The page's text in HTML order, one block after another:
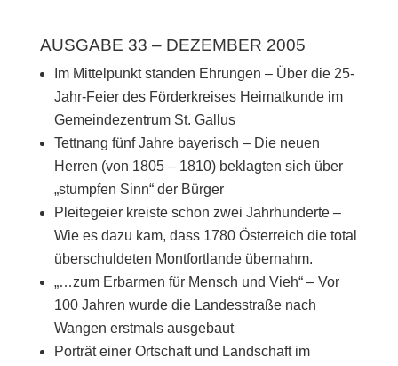
AUSGABE 33 – DEZEMBER 2005
Im Mittelpunkt standen Ehrungen – Über die 25-
Jahr-Feier des Förderkreises Heimatkunde im
Gemeindezentrum St. Gallus
Tettnang fünf Jahre bayerisch – Die neuen
Herren (von 1805 – 1810) beklagten sich über
„stumpfen Sinn“ der Bürger
Pleitegeier kreiste schon zwei Jahrhunderte –
Wie es dazu kam, dass 1780 Österreich die total
überschuldeten Montfortlande übernahm.
„…zum Erbarmen für Mensch und Vieh“ – Vor
100 Jahren wurde die Landesstraße nach
Wangen erstmals ausgebaut
Porträt einer Ortschaft und Landschaft im